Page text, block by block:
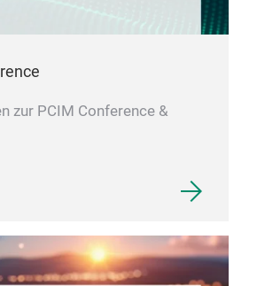
zur PCIM Conference &